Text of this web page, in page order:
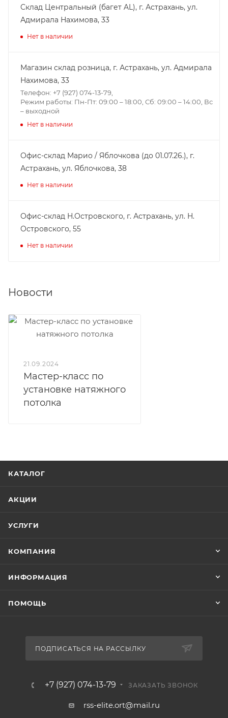
Склад Центральный (багет AL), г. Астрахань, ул.
Адмирала Нахимова, 33
Нет в наличии
Магазин склад розница, г. Астрахань, ул. Адмирала
Нахимова, 33
Телефон: +7 (927) 074-13-79,
Режим работы: Пн-Пт: 09:00 – 18:00, Сб: 09:00 – 14:00, Вс
– выходной
Нет в наличии
Офис-склад Марио / Яблочкова (до 01.07.26.), г.
Астрахань, ул. Яблочкова, 38
Нет в наличии
Офис-склад Н.Островского, г. Астрахань, ул. Н.
Островского, 55
Нет в наличии
Новости
21.09.2024
Мастер-класс по
установке натяжного
потолка
КАТАЛОГ
АКЦИИ
УСЛУГИ
КОМПАНИЯ
ИНФОРМАЦИЯ
ПОМОЩЬ
ПОДПИСАТЬСЯ НА РАССЫЛКУ
+7 (927) 074-13-79 ЗАКАЗАТЬ ЗВОНОК
rss-elite.ort@mail.ru